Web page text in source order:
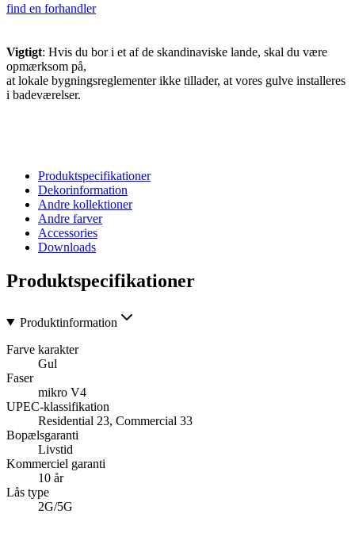
find en forhandler
Vigtigt: Hvis du bor i et af de skandinaviske lande, skal du være
opmærksom på,
at lokale bygningsreglementer ikke tillader, at vores gulve installeres
i badeværelser.
Produktspecifikationer
Dekorinformation
Andre kollektioner
Andre farver
Accessories
Downloads
Produktspecifikationer
Produktinformation
Farve karakter
Gul
Faser
mikro V4
UPEC-klassifikation
Residential 23, Commercial 33
Bopælsgaranti
Livstid
Kommerciel garanti
10 år
Lås type
2G/5G